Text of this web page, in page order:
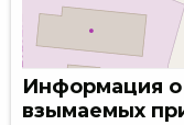
Информация о
взымаемых